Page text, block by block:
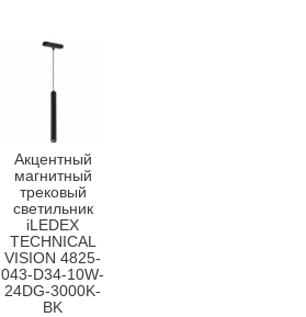
Акцентный
магнитный
трековый
светильник
iLEDEX
TECHNICAL
VISION 4825-
043-D34-10W-
24DG-3000K-
BK